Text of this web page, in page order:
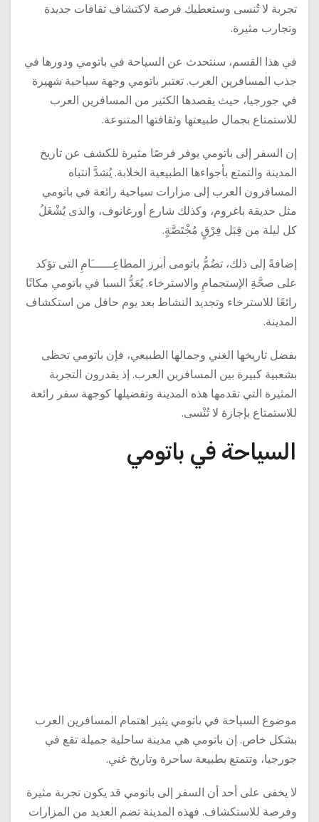
تجربة لا تُنسى وستعطيك فرصة لاكتشاف ثقافات جديدة
وتجارب مثيرة.
في هذا القسم، سنتحدث عن السياحة في باتومي ودورها في
جذب المسافرين العرب. تعتبر باتومي وجهة سياحية شهيرة
في جورجيا، حيث يقصدها الكثير من المسافرين العرب
للاستمتاع بجمال طبيعتها وثقافتها المتنوعة.
إن السفر إلى باتومي يوفر فرصًا مثيرة للكشف عن تاريخ
المدينة والتمتع بأجواءها الطبيعية الخلابة. يُشدَّ انتباه
المسافرون العرب إلى مزارات سياحية رائعة في باتومي
مثل حديقة باغروم، وكذلك شارع أورغانوف، والذى يُشْغَلُ
كل ليلة من قِبَل فِرْقٍ مُخْتَصَّةٍ.
إضافةً إلى ذلك، تضُمُّ باتومى أبرز المطاعِــــــَامِ التى تؤكد
على صحَّةِ اﻹستجمامِ والاسترخاء. يُعَدُّ السبا في باتومي مكانًا
رائعًا للاسترخاء وتجديد النشاط بعد يوم حافل من استكشاف
المدينة.
بفضل تاريخها الغني وجمالها الطبيعي، فإن باتومي تحظى
بشعبية كبيرة بين المسافرين العرب. إذ يقدرون التجربة
المثيرة التي تقدمها هذه المدينة وتفضيلها كوجهة سفر رائعة
للاستمتاع بإجازة لا تُنْسى.
السياحة في باتومي
موضوع السياحة في باتومي يثير اهتمام المسافرين العرب
بشكل خاص. إن باتومي هي مدينة ساحلية جميلة تقع في
جورجيا، وتتمتع بطبيعة ساحرة وتاريخ غني.
لا يخفى على أحد أن السفر إلى باتومي قد يكون تجربة مثيرة
وفرصة للاستكشاف. فهذه المدينة تضم العديد من المزارات